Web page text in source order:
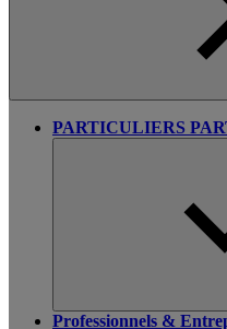
PARTICULIERS
Professionnels &